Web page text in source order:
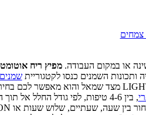
או במקום העבודה.מפיץ ריח
ותכונות השמנים כנסו לקטגוריית
, בין 4-6 טיפות, לפי גודל